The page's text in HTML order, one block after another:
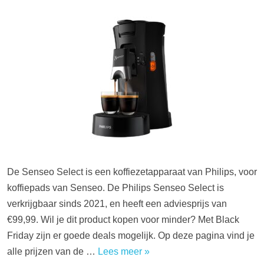
De Senseo Select is een koffiezetapparaat van Philips, voor
koffiepads van Senseo. De Philips Senseo Select is
verkrijgbaar sinds 2021, en heeft een adviesprijs van
€99,99. Wil je dit product kopen voor minder? Met Black
Friday zijn er goede deals mogelijk. Op deze pagina vind je
alle prijzen van de … Lees meer »